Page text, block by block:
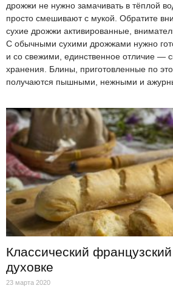
дрожжи не нужно замачивать в тёплой
просто смешивают с мукой. Обратите
сухие дрожжи активированные,
С обычными сухими дрожжами нужно
и со свежими, единственное отличие —
хранения. Блины, приготовленные по
получаются пышными, нежными и
Классический французский
духовке
23 марта 2020